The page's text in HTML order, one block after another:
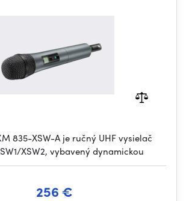
835-XSW-A je ručný UHF vysielač
XSW2, vybavený dynamickou
256 €